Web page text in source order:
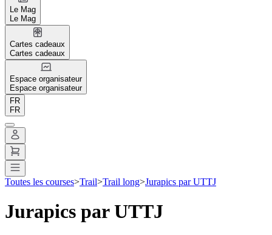
Le Mag
Le Mag
Cartes cadeaux
Cartes cadeaux
Espace organisateur
Espace organisateur
FR
FR
Toutes les courses>Trail>Trail long>Jurapics par UTTJ
Jurapics par UTTJ